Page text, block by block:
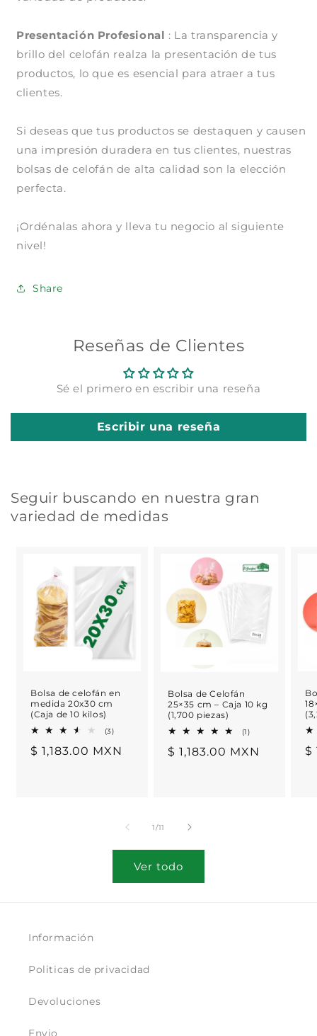
Presentación Profesional : La transparencia y
brillo del celofán realza la presentación de tus
productos, lo que es esencial para atraer a tus
clientes.
Si deseas que tus productos se destaquen y causen
una impresión duradera en tus clientes, nuestras
bolsas de celofán de alta calidad son la elección
perfecta.
¡Ordénalas ahora y lleva tu negocio al siguiente
nivel!
Share
Reseñas de Clientes
Sé el primero en escribir una reseña
Escribir una reseña
Seguir buscando en nuestra gran
variedad de medidas
Bolsa de celofán en
medida 20x30 cm
(Caja de 10 kilos)
(3)3
totales
Precio
$ 1,183.00 MXN
Bolsa de Celofán
25×35 cm – Caja 10 kg
(1,700 piezas)
(1)1
totales
Precio
$ 1,183.00 MXN $
1/de
11
Ver todo
Información
Politicas de privacidad
Devoluciones
Envio
Agrega tu producto al carrito yelige
pagar con Meses sin Tarjeta.
2
débito u otros medios.
¿Tienes dudas? Consulta nuestra Ayuda.